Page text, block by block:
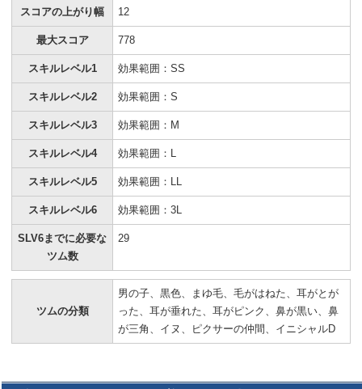
スコアの上がり幅 12
最大スコア 778
スキルレベル1 効果範囲：SS
スキルレベル2 効果範囲：S
スキルレベル3 効果範囲：M
スキルレベル4 効果範囲：L
スキルレベル5 効果範囲：LL
スキルレベル6 効果範囲：3L
SLV6までに必要な
ツム数
29
ツムの分類
男の子、黒色、まゆ毛、毛がはねた、耳がとが
った、耳が垂れた、耳がピンク、鼻が黒い、鼻
が三角、イヌ、ピクサーの仲間、イニシャルD